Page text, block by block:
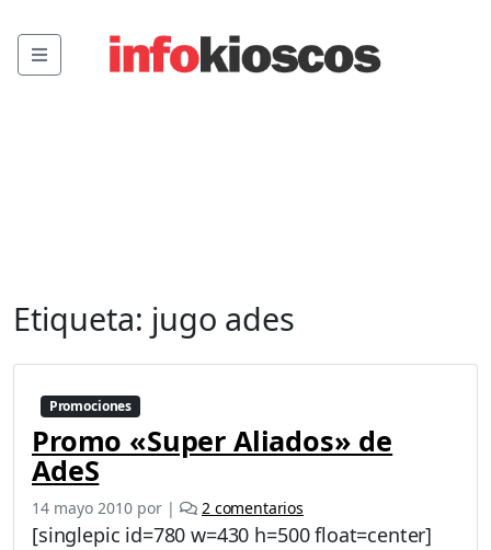
Menu
Etiqueta: jugo ades
Promociones
Promo «Super Aliados» de
AdeS
14 mayo 2010 por | 2 comentariose
n
[singlepic id=780 w=430 h=500 float=center]